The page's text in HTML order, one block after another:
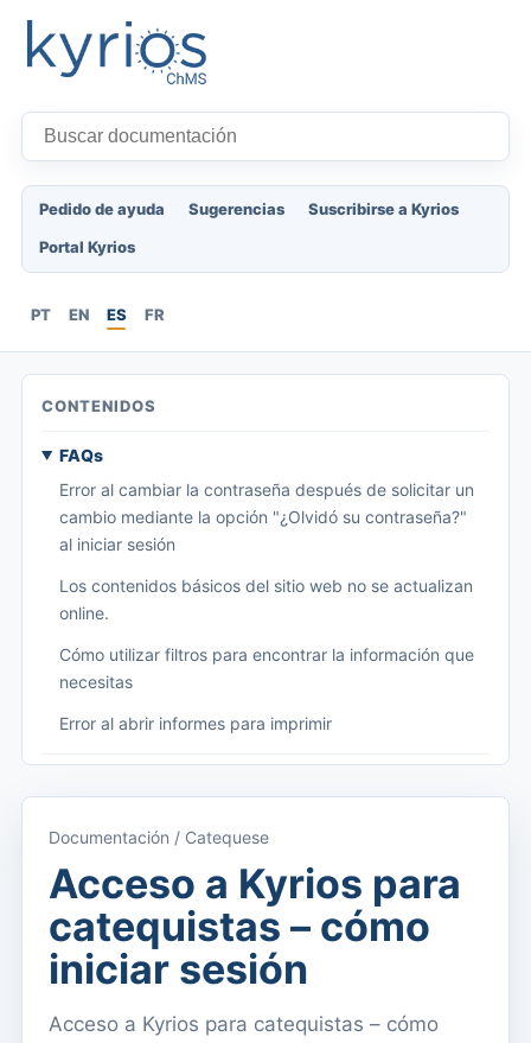
Pedido de ayuda Sugerencias
Suscribirse a Kyrios
Portal Kyrios
PT EN ES FR
CONTENIDOS
FAQs
Error al cambiar la contraseña después de solicitar un
cambio mediante la opción "¿Olvidó su contraseña?"
al iniciar sesión
Los contenidos básicos del sitio web no se actualizan
online.
Cómo utilizar filtros para encontrar la información que
necesitas
Error al abrir informes para imprimir
Acceso a la documentación
Menú principal (aplicaciones)
Cambiar entre suscripciones
Dashboard
Panel
Documentación / Catequese
Acceso a Kyrios para
catequistas – cómo
iniciar sesión
Acceso a Kyrios para catequistas – cómo